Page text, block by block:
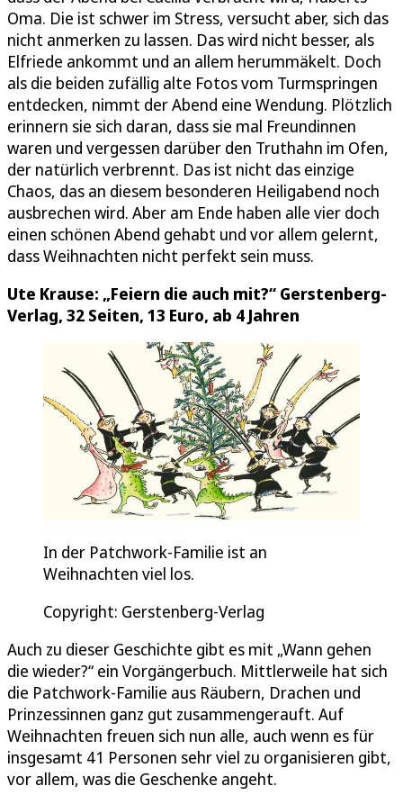
Oma. Die ist schwer im Stress, versucht aber, sich das
nicht anmerken zu lassen. Das wird nicht besser, als
Elfriede ankommt und an allem herummäkelt. Doch
als die beiden zufällig alte Fotos vom Turmspringen
entdecken, nimmt der Abend eine Wendung. Plötzlich
erinnern sie sich daran, dass sie mal Freundinnen
waren und vergessen darüber den Truthahn im Ofen,
der natürlich verbrennt. Das ist nicht das einzige
Chaos, das an diesem besonderen Heiligabend noch
ausbrechen wird. Aber am Ende haben alle vier doch
einen schönen Abend gehabt und vor allem gelernt,
dass Weihnachten nicht perfekt sein muss.
Ute Krause: „Feiern die auch mit?“ Gerstenberg-
Verlag, 32 Seiten, 13 Euro, ab 4 Jahren
In der Patchwork-Familie ist an
Weihnachten viel los.
Copyright: Gerstenberg-Verlag
Auch zu dieser Geschichte gibt es mit „Wann gehen
die wieder?“ ein Vorgängerbuch. Mittlerweile hat sich
die Patchwork-Familie aus Räubern, Drachen und
Prinzessinnen ganz gut zusammengerauft. Auf
Weihnachten freuen sich nun alle, auch wenn es für
insgesamt 41 Personen sehr viel zu organisieren gibt,
vor allem, was die Geschenke angeht.